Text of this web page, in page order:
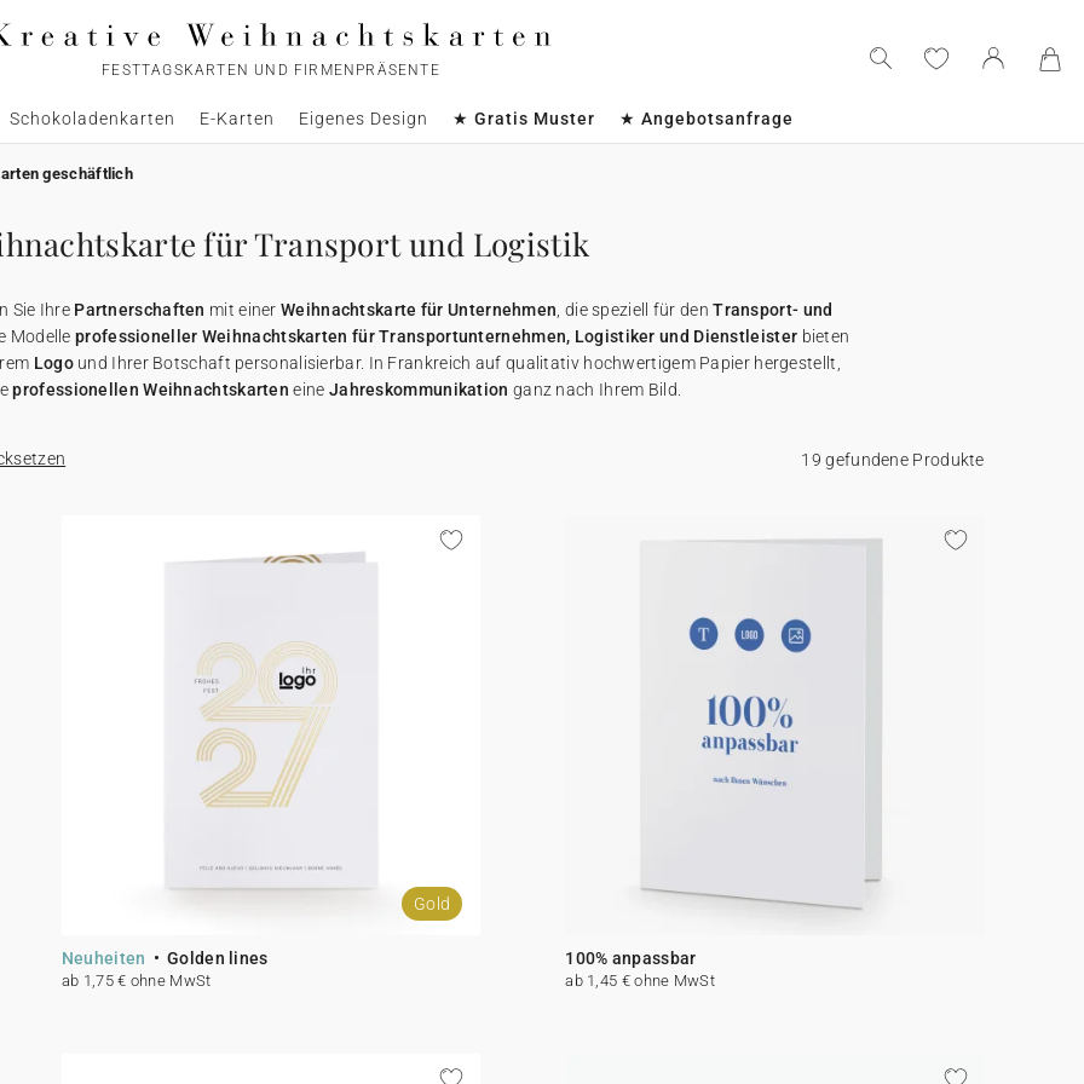
FESTTAGSKARTEN UND FIRMENPRÄSENTE
Schokoladenkarten E-Karten Eigenes Design ★ Gratis Muster ★ Angebotsanfrage
geschäftlich
für Transport und Logistik
Sie Ihre Partnerschaften mit einerWeihnachtskarte für Unternehmen , die speziell für denTransport- und
Modelleprofessioneller Weihnachtskarten für Transportunternehmen, Logistiker und Dienstleister bieten
Logound Ihrer Botschaft personalisierbar. In Frankreich auf qualitativ hochwertigem Papier hergestellt,
professionellen Weihnachtskarten eine Jahreskommunikation ganz nach Ihrem Bild.
19 gefundene Produkte
Gold
Neuheiten Golden lines
ab 1,75 € ohne MwSt
100% anpassbar
ab 1,45 € ohne MwSt